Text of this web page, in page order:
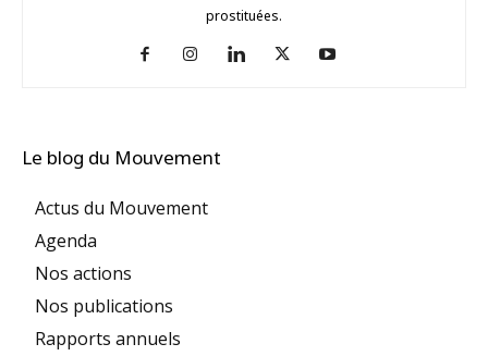
prostituées.
Le blog du Mouvement
Actus du Mouvement
Agenda
Nos actions
Nos publications
Rapports annuels